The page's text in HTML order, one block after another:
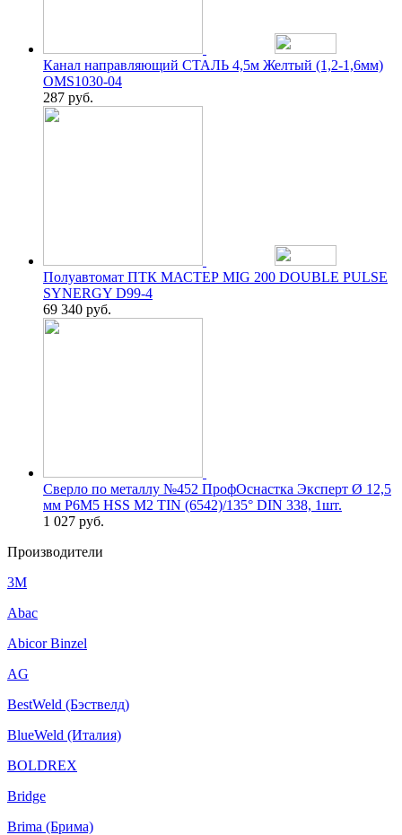
Канал направляющий СТАЛЬ 4,5м Желтый (1,2-1,6мм)
OMS1030-04
287 руб.
Полуавтомат ПТК МАСТЕР MIG 200 DOUBLE PULSE
SYNERGY D99-4
69 340 руб.
Сверло по металлу №452 ПрофОснастка Эксперт Ø 12,5
мм P6M5 HSS M2 TIN (6542)/135° DIN 338, 1шт.
1 027 руб.
Производители
3M
Abac
Abicor Binzel
AG
BestWeld (Бэствелд)
BlueWeld (Италия)
BOLDREX
Bridge
Brima (Брима)